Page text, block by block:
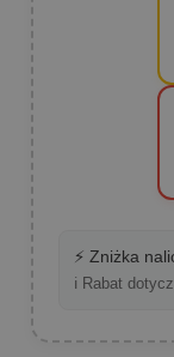
⚡ Zniżka
ℹ️ Rabat